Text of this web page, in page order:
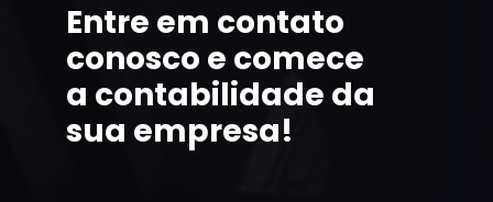
Entre em contato
conosco e comece
a contabilidade da
sua empresa!